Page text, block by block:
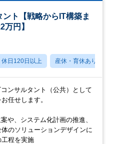
ト【戦略からIT構築ま
万円】
休日120日以上 産休・育休あり
ンサルタント（公共）として
任せします。
案や、システム化計画の推進、
のソリューションデザインに
程を実施